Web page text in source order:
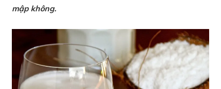
mập không.